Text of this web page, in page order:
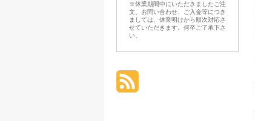
※休業期間中にいただきましたご注
文、お問い合わせ、ご入金等につき
ましては、休業明けから順次対応さ
せていただきます。何卒ご了承下さ
い。